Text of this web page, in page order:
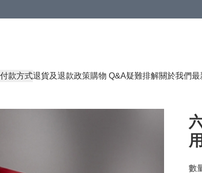
付款方式退貨及退款政策購物 Q&A疑難排解關於我們最
數